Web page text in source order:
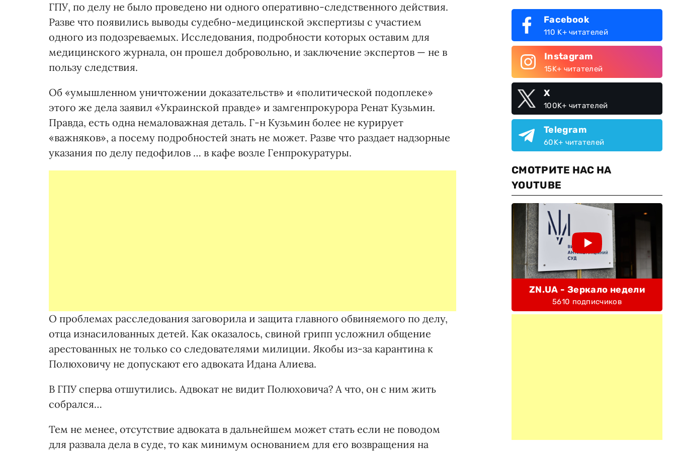
ГПУ, по делу не было проведено ни одного оперативно-следственного действия.
Разве что появились выводы судебно-медицинской экспертизы с участием
одного из подозреваемых. Исследования, подробности которых оставим для
медицинского журнала, он прошел добровольно, и заключение экспертов — не в
пользу следствия.
Об «умышленном уничтожении доказательств» и «политической подоплеке»
этого же дела заявил «Украинской правде» и замгенпрокурора Ренат Кузьмин.
Правда, есть одна немаловажная деталь. Г-н Кузьмин более не курирует
«важняков», а посему подробностей знать не может. Разве что раздает надзорные
указания по делу педофилов … в кафе возле Генпрокуратуры.
О проблемах расследования заговорила и защита главного обвиняемого по делу,
отца изнасилованных детей. Как оказалось, свиной грипп усложнил общение
арестованных не только со следователями милиции. Якобы из-за карантина к
Полюховичу не допускают его адвоката Идана Алиева.
В ГПУ сперва отшутились. Адвокат не видит Полюховича? А что, он с ним жить
собрался…
Тем не менее, отсутствие адвоката в дальнейшем может стать если не поводом
для развала дела в суде, то как минимум основанием для его возвращения на
Facebook
110 K+ читателей
Instagram
15K+ читателей
X
100K+ читателей
Telegram
60K+ читателей
СМОТРИТЕ НАС НА
YOUTUBE
ZN.UA - Зеркало недели
5610 подписчиков